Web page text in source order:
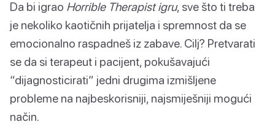
Da bi igrao Horrible Therapist igru, sve što ti treba
je nekoliko kaotičnih prijatelja i spremnost da se
emocionalno raspadneš iz zabave. Cilj? Pretvarati
se da si terapeut i pacijent, pokušavajući
“dijagnosticirati” jedni drugima izmišljene
probleme na najbeskorisniji, najsmiješniji mogući
način.